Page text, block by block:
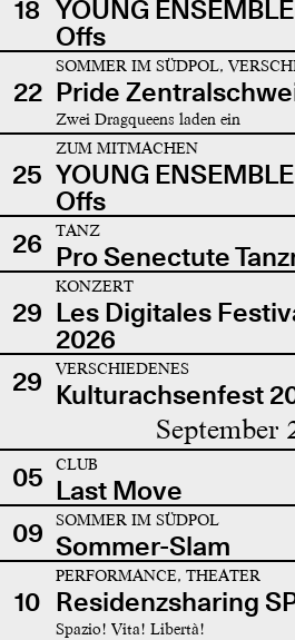
18 YOUNG
Offs
22
SOMMER IM SÜDPOL,
Pride
Zwei Dragqueens laden ein
25
ZUM MITMACHEN
YOUNG
Offs
26
TANZ
Pro Senectute
29
KONZERT
Les Digitales
2026
29 VERSCHIEDENES
Kulturachsenfest
September
05 CLUB
Last Move
09
SOMMER IM SÜDPOL
Sommer-Slam
10
PERFORMANCE, THEATER
Residenzsharing
Spazio! Vita! Libertà!